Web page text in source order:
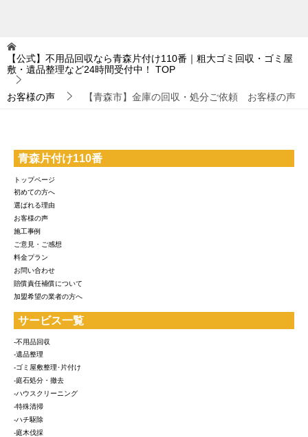
【公式】不用品回収なら青森片付け110番｜粗大ゴミ回収・ゴミ屋
敷・遺品整理など24時間受付中！
TOP
お客様の声 【青森市】金庫の回収・処分ご依頼 お客様の声
青森片付け110番
トップページ
初めての方へ
選ばれる理由
お客様の声
施工事例
ご意見・ご感想
料金プラン
お問い合わせ
賠償責任補償について
加盟希望の業者の方へ
サービス一覧
-不用品回収
-遺品整理
-ゴミ屋敷整理･片付け
-庭石処分・撤去
-ハウスクリーニング
-特殊清掃
-ハチ駆除
-庭木伐採